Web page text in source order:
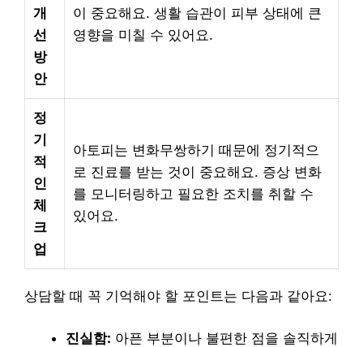
개
선
방
안
이 중요해요. 생활 습관이 피부 상태에 큰
영향을 미칠 수 있어요.
정
기
적
인
체
크
업
아토피는 변화무쌍하기 때문에 정기적으
로 진료를 받는 것이 중요해요. 증상 변화
를 모니터링하고 필요한 조치를 취할 수
있어요.
상담할 때 꼭 기억해야 할 포인트는 다음과 같아요:
진실함: 아픈 부분이나 불편한 점을 솔직하게